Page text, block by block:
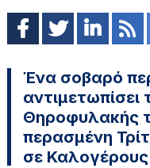
Ένα σοβαρό
Θηροφυλακής
περασμένη
σε Καλογέρους